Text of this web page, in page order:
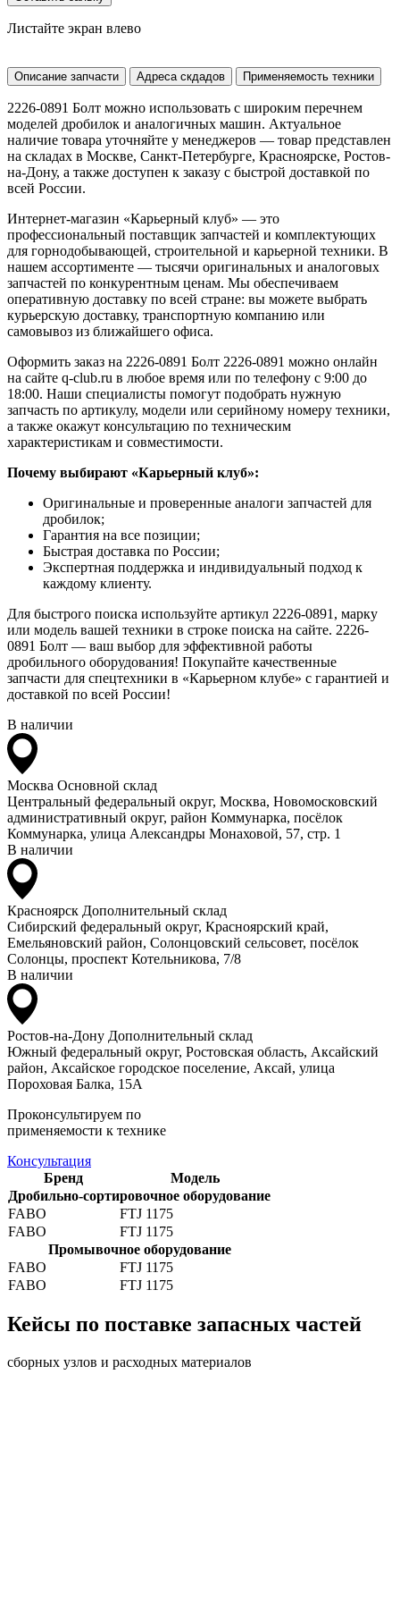
Листайте экран влево
Описание запчасти Адреса скдадов Применяемость техники
2226-0891 Болт можно использовать с широким перечнем
моделей дробилок и аналогичных машин. Актуальное
наличие товара уточняйте у менеджеров — товар представлен
на складах в Москве, Санкт-Петербурге, Красноярске, Ростов-
на-Дону, а также доступен к заказу с быстрой доставкой по
всей России.
Интернет-магазин «Карьерный клуб» — это
профессиональный поставщик запчастей и комплектующих
для горнодобывающей, строительной и карьерной техники. В
нашем ассортименте — тысячи оригинальных и аналоговых
запчастей по конкурентным ценам. Мы обеспечиваем
оперативную доставку по всей стране: вы можете выбрать
курьерскую доставку, транспортную компанию или
самовывоз из ближайшего офиса.
Оформить заказ на 2226-0891 Болт 2226-0891 можно онлайн
на сайте q-club.ru в любое время или по телефону с 9:00 до
18:00. Наши специалисты помогут подобрать нужную
запчасть по артикулу, модели или серийному номеру техники,
а также окажут консультацию по техническим
характеристикам и совместимости.
Почему выбирают «Карьерный клуб»:
Оригинальные и проверенные аналоги запчастей для
дробилок;
Гарантия на все позиции;
Быстрая доставка по России;
Экспертная поддержка и индивидуальный подход к
каждому клиенту.
Для быстрого поиска используйте артикул 2226-0891, марку
или модель вашей техники в строке поиска на сайте. 2226-
0891 Болт — ваш выбор для эффективной работы
дробильного оборудования! Покупайте качественные
запчасти для спецтехники в «Карьерном клубе» с гарантией и
доставкой по всей России!
В наличии
Москва Основной склад
Центральный федеральный округ, Москва, Новомосковский
административный округ, район Коммунарка, посёлок
Коммунарка, улица Александры Монаховой, 57, стр. 1
В наличии
Красноярск Дополнительный склад
Сибирский федеральный округ, Красноярский край,
Емельяновский район, Солонцовский сельсовет, посёлок
Солонцы, проспект Котельникова, 7/8
В наличии
Ростов-на-Дону Дополнительный склад
Южный федеральный округ, Ростовская область, Аксайский
район, Аксайское городское поселение, Аксай, улица
Пороховая Балка, 15А
Проконсультируем по
применяемости к технике
Консультация
Бренд
Модель
Дробильно-сортировочное оборудование
FABO
FTJ 1175
FABO
FTJ 1175
Промывочное оборудование
FABO
FTJ 1175
FABO
FTJ 1175
Кейсы по поставке запасных частей
сборных узлов и расходных материалов